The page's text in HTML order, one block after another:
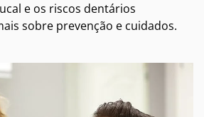
e os riscos dentários
sobre prevenção e cuidados.